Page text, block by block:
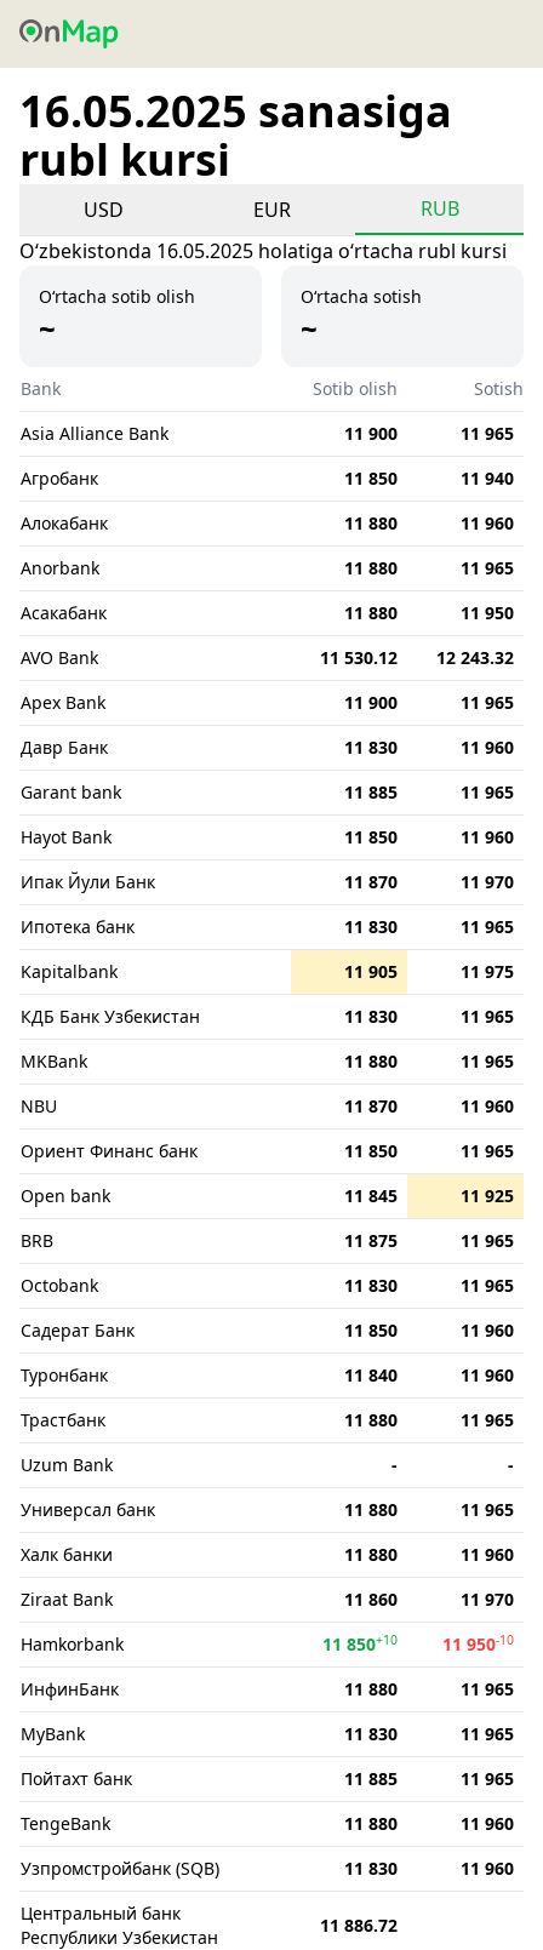
16.05.2025 sanasiga
rubl kursi
USD EUR
RUB
Oʻzbekistonda 16.05.2025 holatiga oʻrtacha rubl kursi
O‘rtacha sotib olish
~
O‘rtacha sotish
~
Bank Sotib olish
Sotish
Asia Alliance Bank
11 900
11 965
Агробанк
11 850
11 940
Алокабанк
11 880
11 960
Anorbank
11 880
11 965
Асакабанк
11 880
11 950
AVO Bank
11 530.12
12 243.32
Apex Bank
11 900
11 965
Давр Банк
11 830
11 960
Garant bank
11 885
11 965
Hayot Bank
11 850
11 960
Ипак Йули Банк
11 870
11 970
Ипотека банк
11 830
11 965
Kapitalbank
11 905
11 975
КДБ Банк Узбекистан
11 830
11 965
MKBank
11 880
11 965
NBU
11 870
11 960
Ориент Финанс банк
11 850
11 965
Open bank
11 845
11 925
BRB
11 875
11 965
Octobank
11 830
11 965
Садерат Банк
11 850
11 960
Туронбанк
11 840
11 960
Трастбанк
11 880
11 965
Uzum Bank
-
-
Универсал банк
11 880
11 965
Халк банки
11 880
11 960
Ziraat Bank
11 860
11 970
Hamkorbank
11 850+10 11 950-10
ИнфинБанк 11 880
11 965
MyBank
11 830
11 965
Пойтахт банк
11 885
11 965
TengeBank
11 880
11 960
Узпромстройбанк (SQB)
11 830
11 960
Центральный банк
Республики Узбекистан
11 886.72